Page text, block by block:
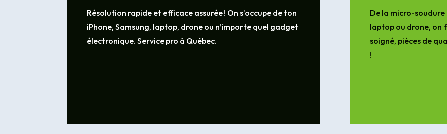
Résolution rapide et efficace assurée ! On s’occupe de ton
iPhone, Samsung, laptop, drone ou n’importe quel gadget
électronique. Service pro à Québec.
De la micro-soudure
laptop ou drone, on
soigné, pièces de
!